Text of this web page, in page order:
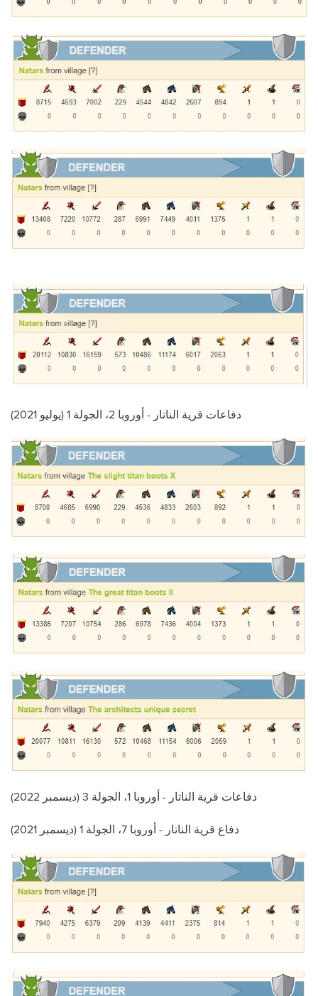
دفاعات قرية الناتار - أوروبا 2، الجولة 1 (يوليو 2021)
دفاعات قرية الناتار - أوروبا 1، الجولة 3 (ديسمبر 2022)
دفاع قرية الناتار - أوروبا 7، الجولة 1 (ديسمبر 2021)